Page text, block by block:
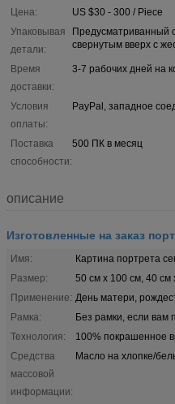
Цена:
US $30 - 300 / Piece
Упаковывая
детали:
Предусматриванный
свернутым вверх с
Время
доставки:
3-7 рабочих дней на
Условия
оплаты:
PayPal, западное
Поставка
способности:
500 ПК в месяц
описание
Изготовленные на заказ
Имя:
Картина портрета
Размер:
50 см x 100 см, 40 см
Применение: День матери,
Рамка:
Без рамки, если вам
Технология:
100% покрашенное
Средства
массовой
информации:
Масло на хлопке/